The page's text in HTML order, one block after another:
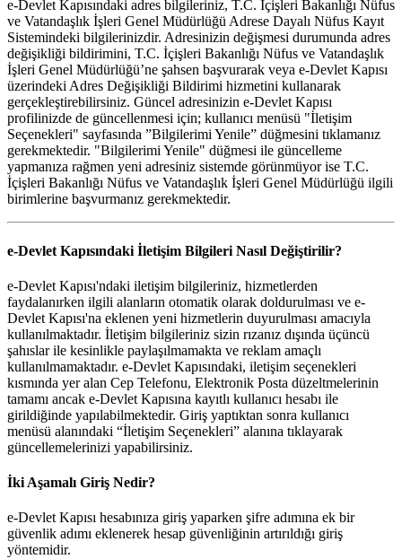
e-Devlet Kapısındaki adres bilgileriniz, T.C. İçişleri Bakanlığı Nüfus
ve Vatandaşlık İşleri Genel Müdürlüğü Adrese Dayalı Nüfus Kayıt
Sistemindeki bilgilerinizdir. Adresinizin değişmesi durumunda adres
değişikliği bildirimini, T.C. İçişleri Bakanlığı Nüfus ve Vatandaşlık
İşleri Genel Müdürlüğü’ne şahsen başvurarak veya e-Devlet Kapısı
üzerindeki Adres Değişikliği Bildirimi hizmetini kullanarak
gerçekleştirebilirsiniz. Güncel adresinizin e-Devlet Kapısı
profilinizde de güncellenmesi için; kullanıcı menüsü "İletişim
Seçenekleri" sayfasında ”Bilgilerimi Yenile” düğmesini tıklamanız
gerekmektedir. "Bilgilerimi Yenile" düğmesi ile güncelleme
yapmanıza rağmen yeni adresiniz sistemde görünmüyor ise T.C.
İçişleri Bakanlığı Nüfus ve Vatandaşlık İşleri Genel Müdürlüğü ilgili
birimlerine başvurmanız gerekmektedir.
e-Devlet Kapısındaki İletişim Bilgileri Nasıl Değiştirilir?
e-Devlet Kapısı'ndaki iletişim bilgileriniz, hizmetlerden
faydalanırken ilgili alanların otomatik olarak doldurulması ve e-
Devlet Kapısı'na eklenen yeni hizmetlerin duyurulması amacıyla
kullanılmaktadır. İletişim bilgileriniz sizin rızanız dışında üçüncü
şahıslar ile kesinlikle paylaşılmamakta ve reklam amaçlı
kullanılmamaktadır. e-Devlet Kapısındaki, iletişim seçenekleri
kısmında yer alan Cep Telefonu, Elektronik Posta düzeltmelerinin
tamamı ancak e-Devlet Kapısına kayıtlı kullanıcı hesabı ile
girildiğinde yapılabilmektedir. Giriş yaptıktan sonra kullanıcı
menüsü alanındaki “İletişim Seçenekleri” alanına tıklayarak
güncellemelerinizi yapabilirsiniz.
İki Aşamalı Giriş Nedir?
e-Devlet Kapısı hesabınıza giriş yaparken şifre adımına ek bir
güvenlik adımı eklenerek hesap güvenliğinin artırıldığı giriş
yöntemidir.